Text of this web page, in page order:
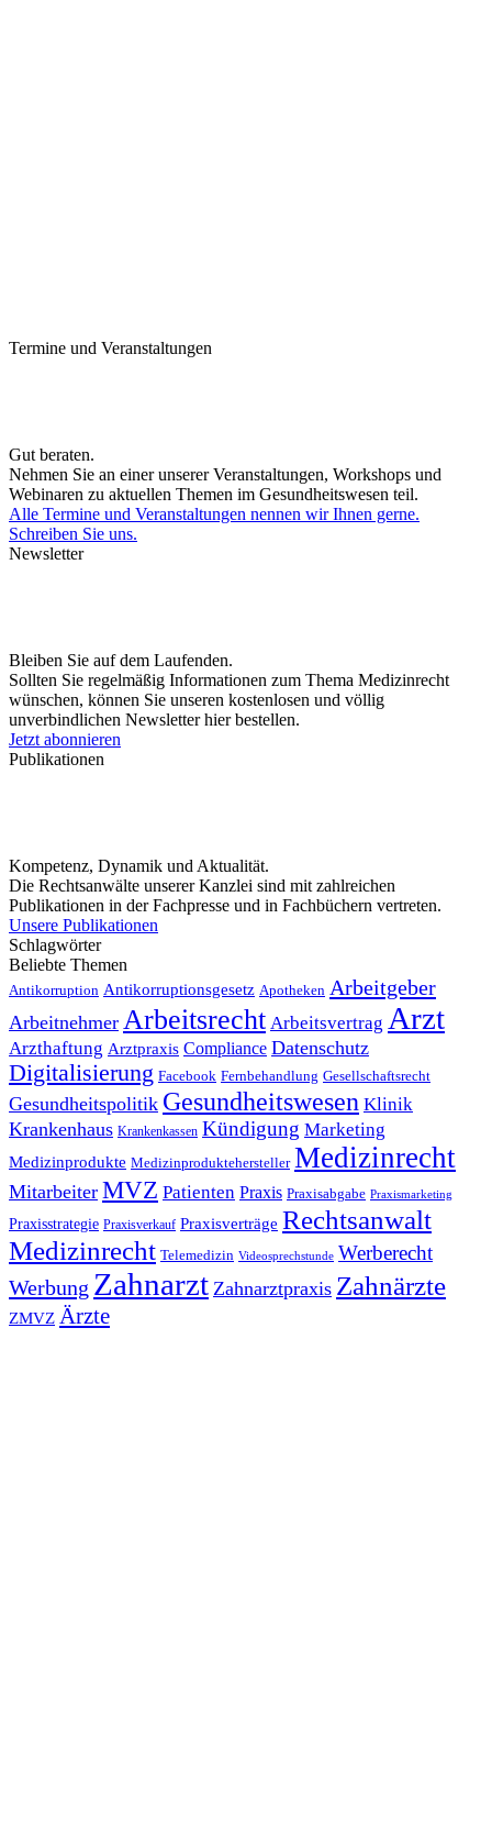
Termine und Veranstaltungen
Gut beraten.
Nehmen Sie an einer unserer Veranstaltungen, Workshops und
Webinaren zu aktuellen Themen im Gesundheitswesen teil.
Alle Termine und Veranstaltungen nennen wir Ihnen gerne.
Schreiben Sie uns.
Newsletter
Bleiben Sie auf dem Laufenden.
Sollten Sie regelmäßig Informationen zum Thema Medizinrecht
wünschen, können Sie unseren kostenlosen und völlig
unverbindlichen Newsletter hier bestellen.
Jetzt abonnieren
Publikationen
Kompetenz, Dynamik und Aktualität.
Die Rechtsanwälte unserer Kanzlei sind mit zahlreichen
Publikationen in der Fachpresse und in Fachbüchern vertreten.
Unsere Publikationen
Schlagwörter
Beliebte Themen
Antikorruption Antikorruptionsgesetz Apotheken Arbeitgeber
Arbeitnehmer Arbeitsrecht Arbeitsvertrag Arzt
Arzthaftung Arztpraxis Compliance Datenschutz
Digitalisierung Facebook Fernbehandlung Gesellschaftsrecht
Gesundheitspolitik Gesundheitswesen Klinik
Krankenhaus Krankenkassen Kündigung Marketing
Medizinprodukte Medizinproduktehersteller Medizinrecht
Mitarbeiter MVZ Patienten Praxis Praxisabgabe Praxismarketing
Praxisstrategie Praxisverkauf Praxisverträge Rechtsanwalt
Medizinrecht Telemedizin Videosprechstunde Werberecht
Werbung Zahnarzt Zahnarztpraxis Zahnärzte
ZMVZ Ärzte